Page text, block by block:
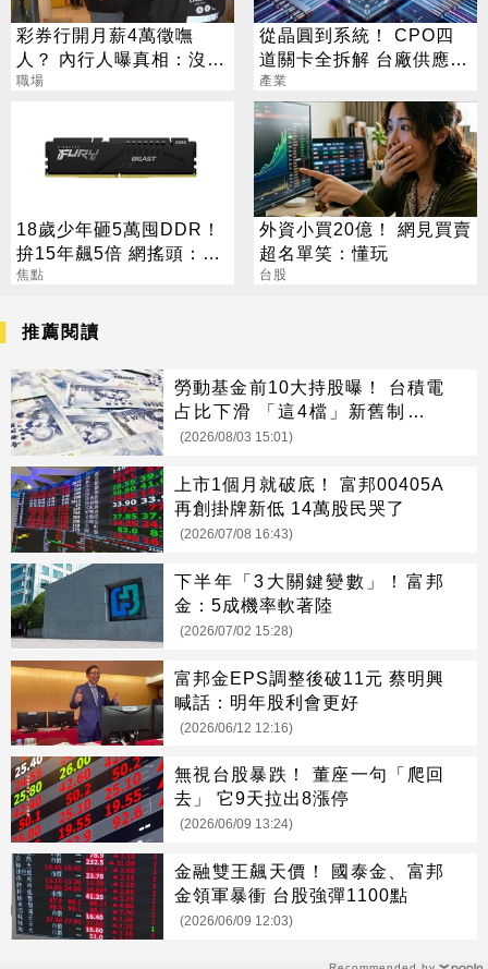
彩券行開月薪4萬徵嘸
人？ 內行人曝真相：沒想
像中輕鬆
職場
從晶圓到系統！ CPO四
道關卡全拆解 台廠供應鏈
陣容曝光
產業
18歲少年砸5萬囤DDR！
拚15年飆5倍 網搖頭：會
報廢
焦點
外資小買20億！ 網見買賣
超名單笑：懂玩
台股
推薦閱讀
勞動基金前10大持股曝！ 台積電
占比下滑 「這4檔」新舊制全上
榜
(2026/08/03 15:01)
上市1個月就破底！ 富邦00405A
再創掛牌新低 14萬股民哭了
(2026/07/08 16:43)
下半年「3大關鍵變數」！富邦
金：5成機率軟著陸
(2026/07/02 15:28)
富邦金EPS調整後破11元 蔡明興
喊話：明年股利會更好
(2026/06/12 12:16)
無視台股暴跌！ 董座一句「爬回
去」 它9天拉出8漲停
(2026/06/09 13:24)
金融雙王飆天價！ 國泰金、富邦
金領軍暴衝 台股強彈1100點
(2026/06/09 12:03)